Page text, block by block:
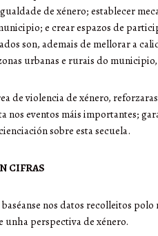
de xénero; establecer
e crear espazos de
son, ademais de mellorar a
urbanas e rurais do
de violencia de xénero,
nos eventos máis importantes;
sobre esta secuela.
CIFRAS
nos datos recolleitos
unha perspectiva de xénero.